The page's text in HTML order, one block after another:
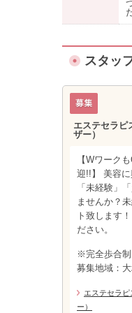
スタッ
エステセラピ
ザー）
【Wワーク
迎!!】 美容に
「未経験」
ませんか？
ト致します
ださい。
※完全歩合制
募集地域：
エステセラ
ー）